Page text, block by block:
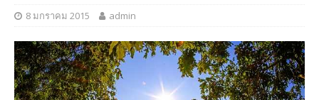
8 มกราคม 2015 admin